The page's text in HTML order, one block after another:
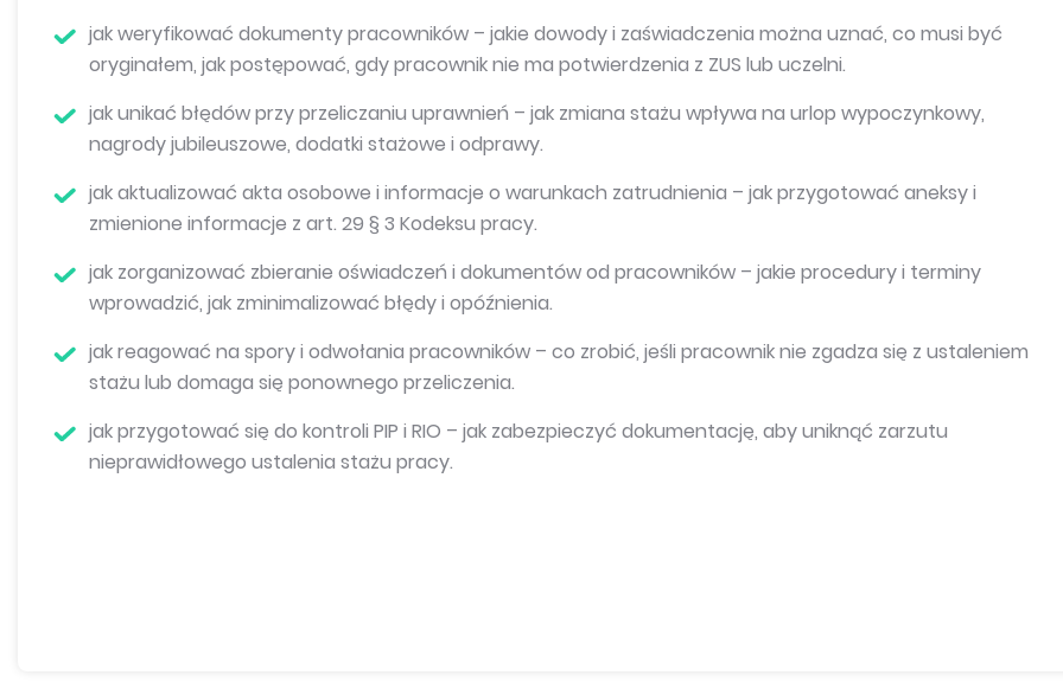
jak weryfikować dokumenty pracowników – jakie dowody i zaświadczenia można uznać, co musi być
oryginałem, jak postępować, gdy pracownik nie ma potwierdzenia z ZUS lub uczelni.
jak unikać błędów przy przeliczaniu uprawnień – jak zmiana stażu wpływa na urlop wypoczynkowy,
nagrody jubileuszowe, dodatki stażowe i odprawy.
jak aktualizować akta osobowe i informacje o warunkach zatrudnienia – jak przygotować aneksy i
zmienione informacje z art. 29 § 3 Kodeksu pracy.
jak zorganizować zbieranie oświadczeń i dokumentów od pracowników – jakie procedury i terminy
wprowadzić, jak zminimalizować błędy i opóźnienia.
jak reagować na spory i odwołania pracowników – co zrobić, jeśli pracownik nie zgadza się z ustaleniem
stażu lub domaga się ponownego przeliczenia.
jak przygotować się do kontroli PIP i RIO – jak zabezpieczyć dokumentację, aby uniknąć zarzutu
nieprawidłowego ustalenia stażu pracy.